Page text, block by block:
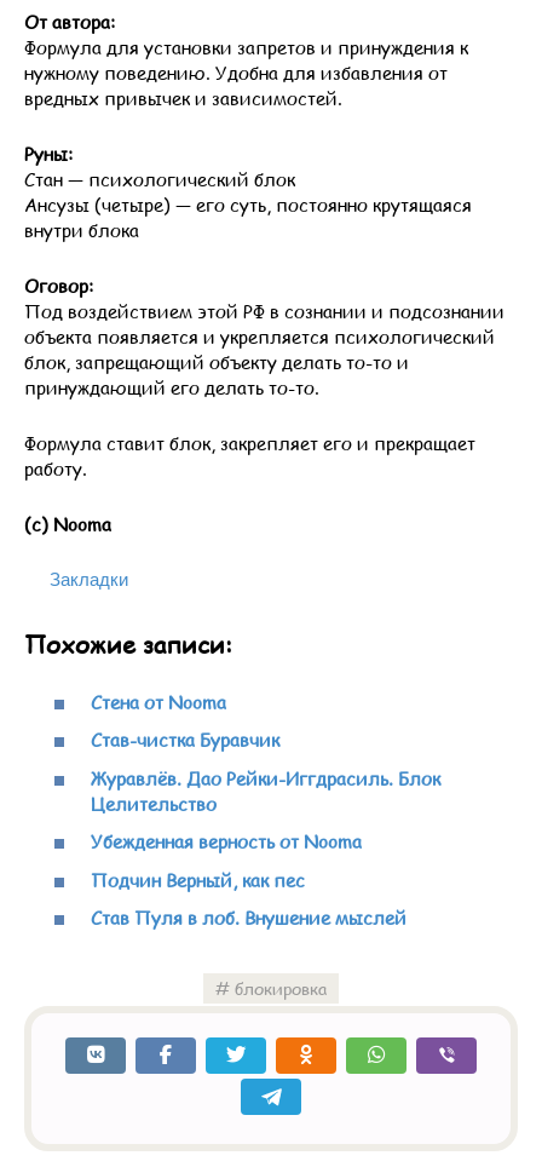
От автора:
Формула для установки запретов и принуждения к
нужному поведению. Удобна для избавления от
вредных привычек и зависимостей.
Руны:
Стан — психологический блок
Ансузы (четыре) — его суть, постоянно крутящаяся
внутри блока
Оговор:
Под воздействием этой РФ в сознании и подсознании
объекта появляется и укрепляется психологический
блок, запрещающий объекту делать то-то и
принуждающий его делать то-то.
Формула ставит блок, закрепляет его и прекращает
работу.
(с) Nooma
Закладки
Похожие записи:
Стена от Nooma
Став-чистка Буравчик
Журавлёв. Дао Рейки-Иггдрасиль. Блок
Целительство
Убежденная верность от Nooma
Подчин Верный, как пес
Став Пуля в лоб. Внушение мыслей
блокировка